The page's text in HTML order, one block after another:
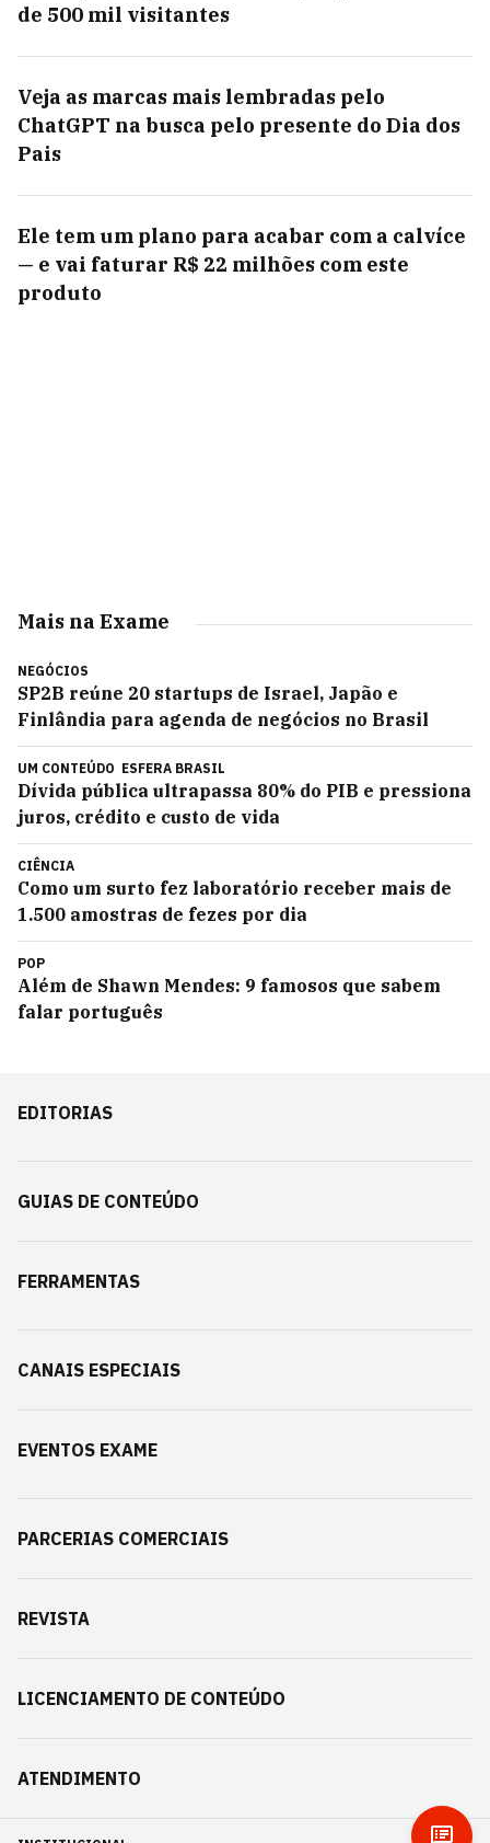
de 500 mil visitantes
Veja as marcas mais lembradas pelo
ChatGPT na busca pelo presente do Dia dos
Pais
Ele tem um plano para acabar com a calvíce
— e vai faturar R$ 22 milhões com este
produto
Mais na Exame
NEGÓCIOS
SP2B reúne 20 startups de Israel, Japão e
Finlândia para agenda de negócios no Brasil
UM CONTEÚDO ESFERA BRASIL
Dívida pública ultrapassa 80% do PIB e pressiona
juros, crédito e custo de vida
CIÊNCIA
Como um surto fez laboratório receber mais de
1.500 amostras de fezes por dia
POP
Além de Shawn Mendes: 9 famosos que sabem
falar português
EDITORIAS
GUIAS DE CONTEÚDO
FERRAMENTAS
CANAIS ESPECIAIS
EVENTOS EXAME
PARCERIAS COMERCIAIS
REVISTA
LICENCIAMENTO DE CONTEÚDO
ATENDIMENTO